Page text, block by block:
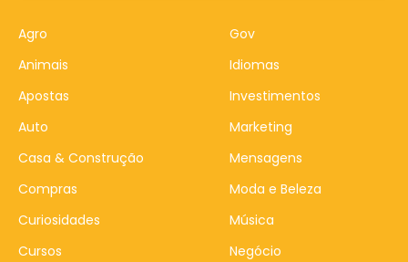
Agro
Animais
Apostas
Auto
Casa & Construção
Compras
Curiosidades
Cursos
Gov
Idiomas
Investimentos
Marketing
Mensagens
Moda e Beleza
Música
Negócio